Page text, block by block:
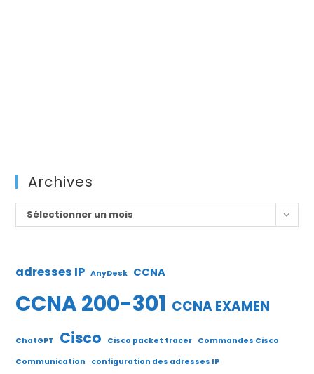
Archives
Archives
Sélectionner un mois
adresses IP AnyDesk CCNA
CCNA 200-301 CCNA EXAMEN
ChatGPT Cisco Cisco packet tracer Commandes Cisco
Communication
configuration des adresses IP